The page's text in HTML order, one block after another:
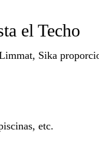
el Techo
Sika
etc.